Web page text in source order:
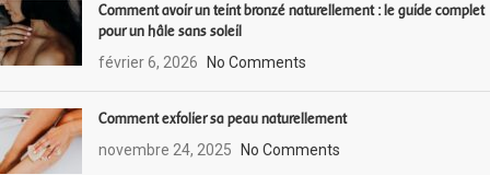
Comment avoir un teint bronzé naturellement : le guide complet
pour un hâle sans soleil
février 6, 2026 No Comments
Comment exfolier sa peau naturellement
novembre 24, 2025 No Comments